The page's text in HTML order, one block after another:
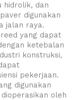
hidrolik, dan
digunakan
jalan raya.
yang dapat
ketebalan
konstruksi,
pekerjaan.
digunakan
oleh